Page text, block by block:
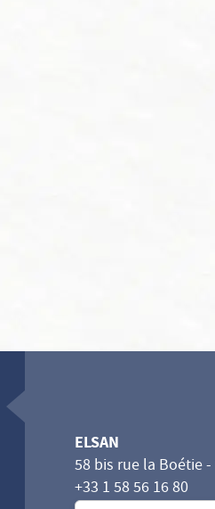
ELSAN
58 bis rue la Boétie -
+33 1 58 56 16 80